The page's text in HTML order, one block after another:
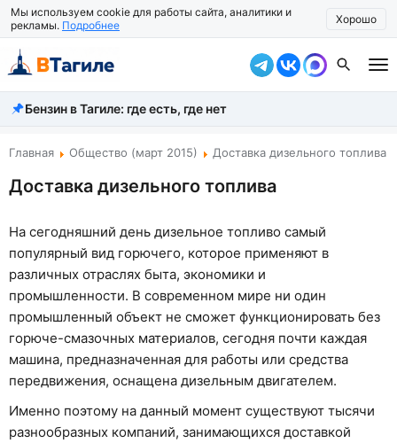
Мы используем cookie для работы сайта, аналитики и
рекламы. Подробнее Хорошо
Все новости
Происшествия
Город
Жизнь
Экономика
Рассказать новость
Бензин в Тагиле: где есть, где нет
Главная Общество (март 2015) Доставка дизельного топлива
Доставка дизельного топлива
На сегодняшний день дизельное топливо самый
популярный вид горючего, которое применяют в
различных отраслях быта, экономики и
промышленности. В современном мире ни один
промышленный объект не сможет функционировать без
горюче-смазочных материалов, сегодня почти каждая
машина, предназначенная для работы или средства
передвижения, оснащена дизельным двигателем.
Именно поэтому на данный момент существуют тысячи
разнообразных компаний, занимающихся доставкой